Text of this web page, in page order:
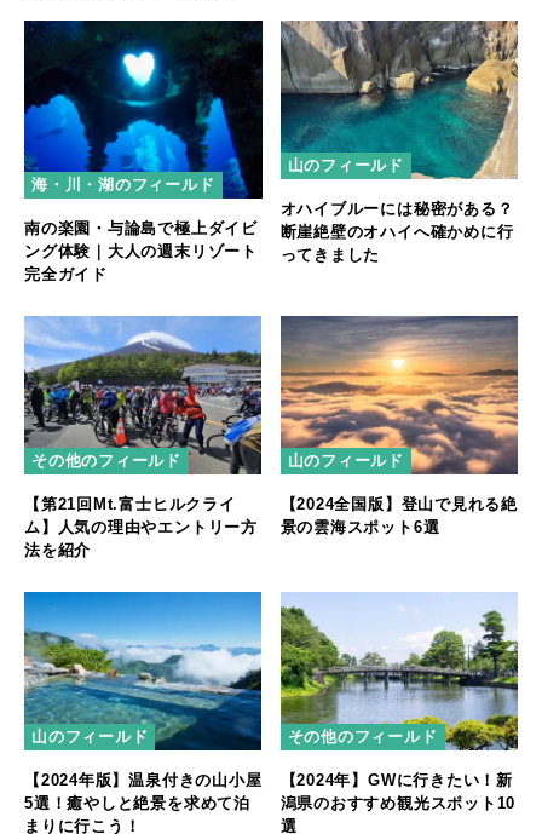
海・川・湖のフィールド
南の楽園・与論島で極上ダイビ
ング体験｜大人の週末リゾート
完全ガイド
山のフィールド
オハイブルーには秘密がある？
断崖絶壁のオハイへ確かめに行
ってきました
その他のフィールド
【第21回Mt.富士ヒルクライ
ム】人気の理由やエントリー方
法を紹介
山のフィールド
【2024全国版】登山で見れる絶
景の雲海スポット6選
山のフィールド
【2024年版】温泉付きの山小屋
5選！癒やしと絶景を求めて泊
まりに行こう！
その他のフィールド
【2024年】GWに行きたい！新
潟県のおすすめ観光スポット10
選